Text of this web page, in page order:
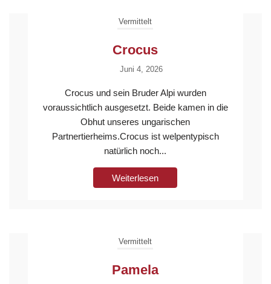
Vermittelt
Crocus
Juni 4, 2026
Crocus und sein Bruder Alpi wurden
voraussichtlich ausgesetzt. Beide kamen in die
Obhut unseres ungarischen
Partnertierheims.Crocus ist welpentypisch
natürlich noch...
Weiterlesen
Vermittelt
Pamela